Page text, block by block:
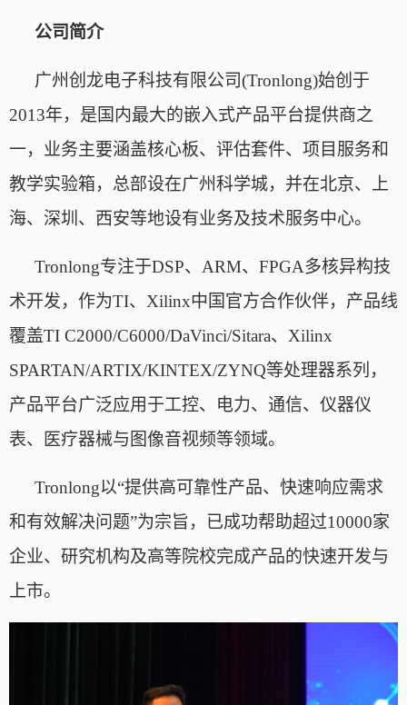
公司简介
广州创龙电子科技有限公司 (Tronlong)始创于
2013年，是国内最大的嵌入式产品平台提供商之
一，业务主要涵盖核心板、评估套件、项目服务和
教学实验箱，总部设在广州科学城，并在北京、上
海、深圳、西安等地设有业务及技术服务中心。
Tronlong专注于DSP、ARM、FPGA多核异构技
术开发，作为TI、Xilinx中国官方合作伙伴，产品线
覆盖TI C2000/C6000/DaVinci/Sitara、Xilinx
SPARTAN/ARTIX/KINTEX/ZYNQ等处理器系列，
产品平台广泛应用于工控、电力、通信、仪器仪
表、医疗器械与图像音视频等领域。
Tronlong以“提供高可靠性产品、快速响应需求
和有效解决问题”为宗旨，已成功帮助超过10000家
企业、研究机构及高等院校完成产品的快速开发与
上市。